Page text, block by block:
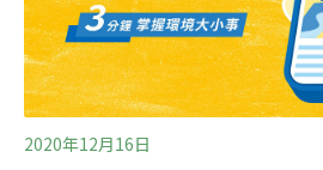
標準。目前食藥署針對嬰幼兒穀物
0.04ppm的標準，是參照歐盟；但
0.4ppm，則
2020年12月16日